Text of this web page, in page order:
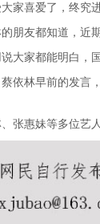
家喜爱了，终究
朋友都知道，近
大家都能明白，
依林早前的发言
张惠妹等多位艺